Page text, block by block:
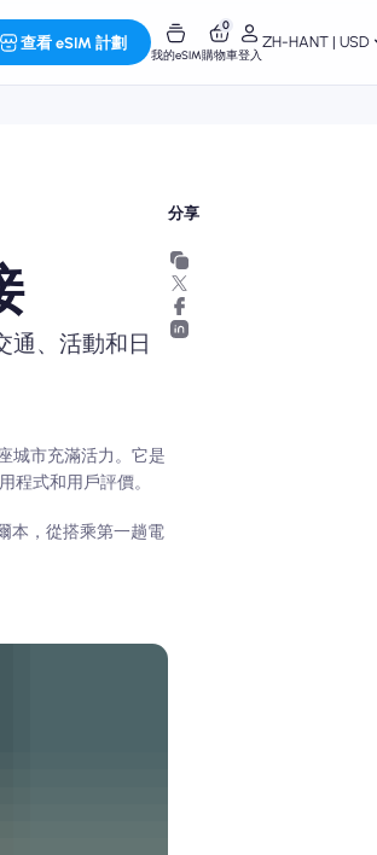
查看 eSIM 計劃
我的eSIM
0
購物車登入
ZH-HANT | USD
通、活動和日
城市充滿活力。它是
式和用戶評價。
本，從搭乘第一趟電
分享